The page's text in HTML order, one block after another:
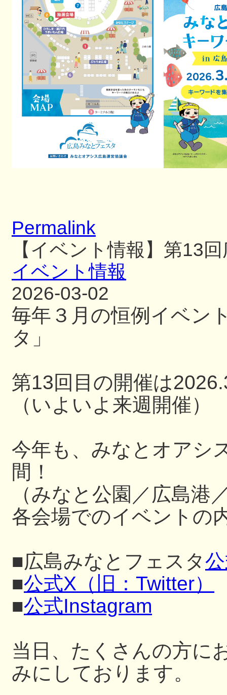
Permalink
【イベント情報】第13
イベント情報
2026-03-02
毎年３月の恒例イベン
タ」
第13回目の開催は
（いよいよ来週開催）
今年も、みなとオアシ
間！
（みなと公園／広島港
各会場でのイベントの
■広島みなとフェスタ
■公式X（旧：Twitter）
■公式Instagram
当日、たくさんの方に
みにしております。